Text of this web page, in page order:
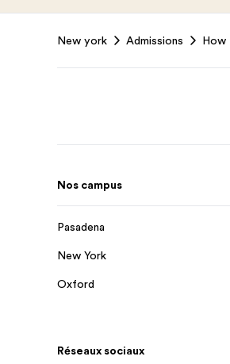
New york Admissions How
Nos campus
Pasadena
New York
Oxford
Réseaux sociaux